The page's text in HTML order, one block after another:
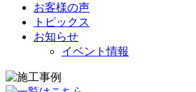
お客様の声
トピックス
お知らせ
イベント情報